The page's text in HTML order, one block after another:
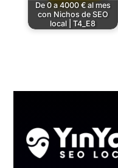
De 0 a 4000 € al mes
con Nichos de SEO
local | T4_E8